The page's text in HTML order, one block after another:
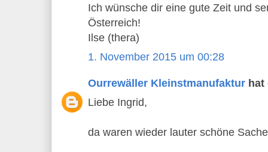
Ich wünsche dir eine gute Zeit und
Österreich!
Ilse (thera)
1. November 2015 um 00:28
Ourrewäller Kleinstmanufaktur
Liebe Ingrid,
da waren wieder lauter schöne